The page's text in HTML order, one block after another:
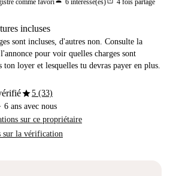
comme favori 6 intéressé(es) 4 fois partagé
incluses
sont incluses, d'autres non. Consulte la
pour voir quelles charges sont
ton loyer et lesquelles tu devras payer en plus.
star5 (33)
· 6 ans avec nous
sur ce propriétaire
sur la vérification